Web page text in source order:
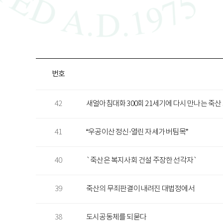
번호
42 새얼아침대화 300회 21세기에 다시 만나는 죽
41 “우공이산 정신·열린 자세가 버팀목”
40 `죽산은 복지사회 건설 주장한 선각자`
39 죽산의 무죄판결이 내려진 대법정에서
38 도시공동체를 되묻다